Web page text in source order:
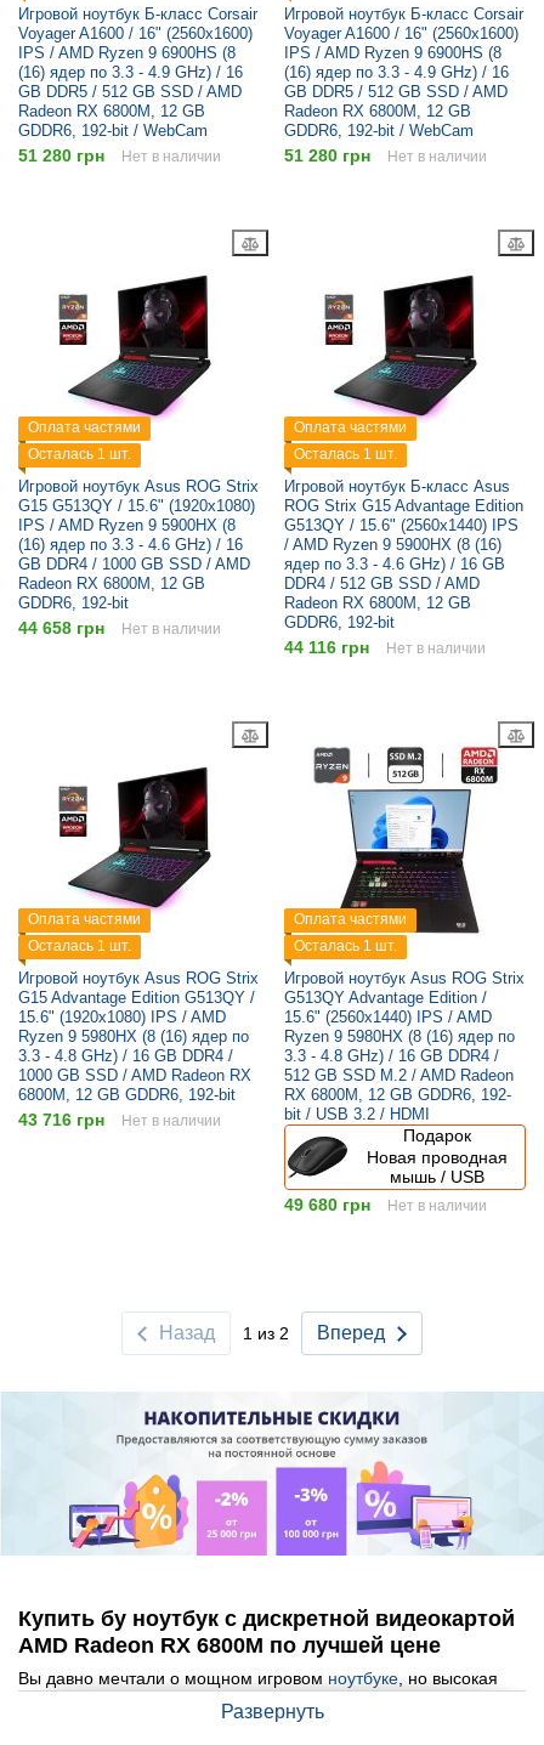
Игровой ноутбук Б-класс Corsair
Voyager A1600 / 16" (2560x1600)
IPS / AMD Ryzen 9 6900HS (8
(16) ядер по 3.3 - 4.9 GHz) / 16
GB DDR5 / 512 GB SSD / AMD
Radeon RX 6800M, 12 GB
GDDR6, 192-bit / WebCam
51 280 грн Нет в наличии
Игровой ноутбук Б-класс Corsair
Voyager A1600 / 16" (2560x1600)
IPS / AMD Ryzen 9 6900HS (8
(16) ядер по 3.3 - 4.9 GHz) / 16
GB DDR5 / 512 GB SSD / AMD
Radeon RX 6800M, 12 GB
GDDR6, 192-bit / WebCam
51 280 грн Нет в наличии
Оплата частями
Осталась 1 шт.
Игровой ноутбук Asus ROG Strix
G15 G513QY / 15.6" (1920x1080)
IPS / AMD Ryzen 9 5900HX (8
(16) ядер по 3.3 - 4.6 GHz) / 16
GB DDR4 / 1000 GB SSD / AMD
Radeon RX 6800M, 12 GB
GDDR6, 192-bit
44 658 грн Нет в наличии
Оплата частями
Осталась 1 шт.
Игровой ноутбук Б-класс Asus
ROG Strix G15 Advantage Edition
G513QY / 15.6" (2560x1440) IPS
/ AMD Ryzen 9 5900HX (8 (16)
ядер по 3.3 - 4.6 GHz) / 16 GB
DDR4 / 512 GB SSD / AMD
Radeon RX 6800M, 12 GB
GDDR6, 192-bit
44 116 грн Нет в наличии
Оплата частями
Осталась 1 шт.
Игровой ноутбук Asus ROG Strix
G15 Advantage Edition G513QY /
15.6" (1920x1080) IPS / AMD
Ryzen 9 5980HX (8 (16) ядер по
3.3 - 4.8 GHz) / 16 GB DDR4 /
1000 GB SSD / AMD Radeon RX
6800M, 12 GB GDDR6, 192-bit
43 716 грн Нет в наличии
Оплата частями
Осталась 1 шт.
Игровой ноутбук Asus ROG Strix
G513QY Advantage Edition /
15.6" (2560x1440) IPS / AMD
Ryzen 9 5980HX (8 (16) ядер по
3.3 - 4.8 GHz) / 16 GB DDR4 /
512 GB SSD M.2 / AMD Radeon
RX 6800M, 12 GB GDDR6, 192-
bit / USB 3.2 / HDMI
Подарок
Новая проводная
мышь / USB
49 680 грн
Нет в наличии
Назад 1 из 2 Вперед
Купить бу ноутбук с дискретной видеокартой
AMD Radeon RX 6800M по лучшей цене
Вы давно мечтали о мощном игровом ноутбуке , но высокая
стоимость новых моделей отпугивала? Теперь у вас есть
возможность приобрести б/у брендовые ноутбуки с дискретной
Развернуть